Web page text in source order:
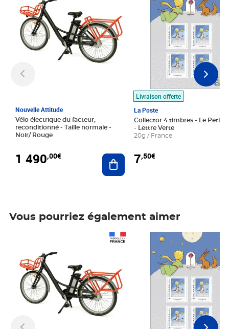
Nouvelle Attitude
Vélo électrique du facteur,
reconditionné - Taille normale -
Noir/ Rouge
1 490,00€ Ajouter au panier
Livraison offerte
La Poste
Collector 4 timbres - Le Petit
- Lettre Verte
20g / France
7,50€
Vous pourriez également aimer
Prix 7,50€